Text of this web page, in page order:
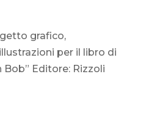
grafico,
per il libro di
Bob” Editore: Rizzoli